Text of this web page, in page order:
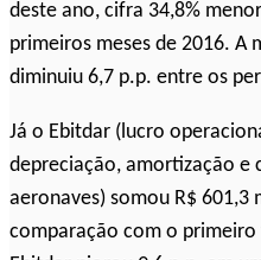
deste ano, cifra 34,8%
primeiros meses de 2016. A
diminuiu 6,7 p.p. entre os
Já o Ebitdar (lucro
depreciação, amortização e
aeronaves) somou R$ 601,3
comparação com o